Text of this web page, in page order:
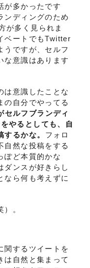
が多かったです
ンディングのため
が多く見られま
ベートでもTwitter
うですが、セルフ
な意識はあります
は意識したことな
の自分でやってる
セルフブランディ
やるとしても、自
るかな。 フォロ
自然な投稿をする
ぽど本質的かな
ダンスが好きらし
なら何も考えずに
。
関するツイートを
は自然と集まって